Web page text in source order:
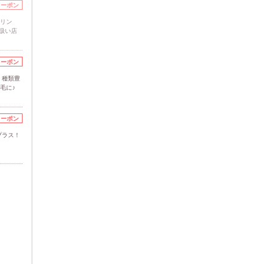
ポン
ン
い店
ポン
種類豊
に♪
ポン
ス！